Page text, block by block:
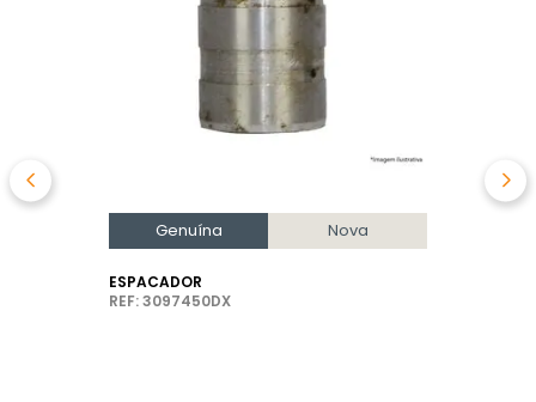
Genuína Nova
ESPACADOR
REF: 3097450DX